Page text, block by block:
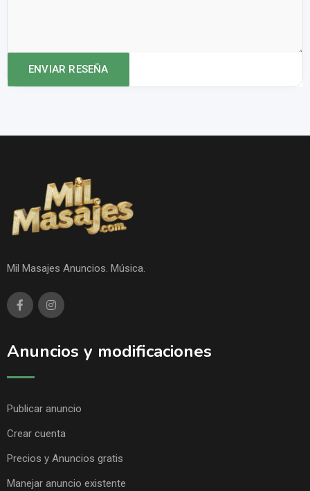
Mil Masajes Anuncios. Música.
Anuncios y modificaciones
Publicar anuncio
Crear cuenta
Precios y Anuncios gratis
Manejar anuncio existente